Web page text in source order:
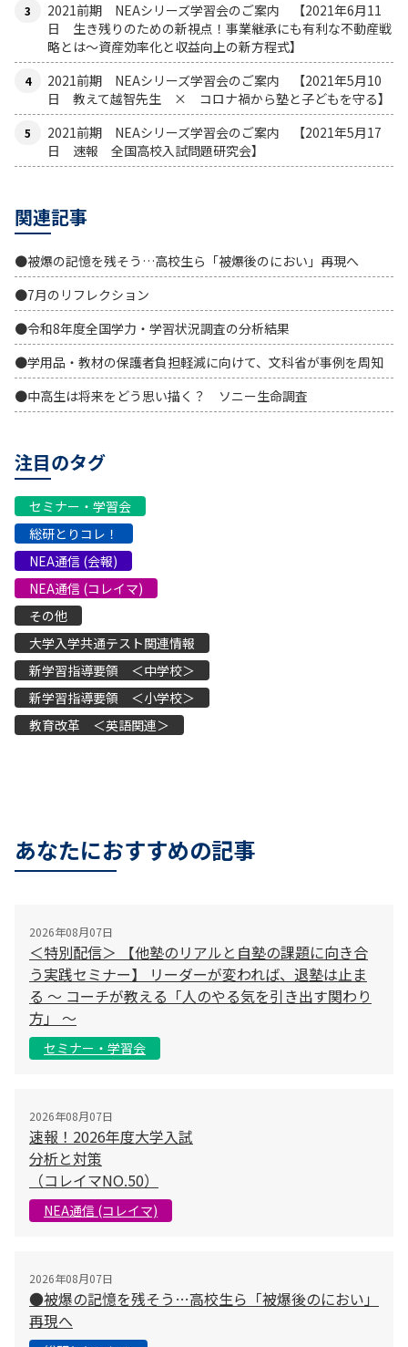
2021前期 NEAシリーズ学習会のご案内 【2021年6月11
日 生き残りのための新視点！事業継承にも有利な不動産戦
略とは〜資産効率化と収益向上の新方程式】
2021前期 NEAシリーズ学習会のご案内 【2021年5月10
日 教えて越智先生 × コロナ禍から塾と子どもを守る】
2021前期 NEAシリーズ学習会のご案内 【2021年5月17
日 速報 全国高校入試問題研究会】
関連記事
●被爆の記憶を残そう…高校生ら「被爆後のにおい」再現へ
●7月のリフレクション
●令和8年度全国学力・学習状況調査の分析結果
●学用品・教材の保護者負担軽減に向けて、文科省が事例を周知
●中高生は将来をどう思い描く？ ソニー生命調査
注目のタグ
セミナー・学習会
総研とりコレ！
NEA通信 (会報)
NEA通信 (コレイマ)
その他
大学入学共通テスト関連情報
新学習指導要領 ＜中学校＞
新学習指導要領 ＜小学校＞
教育改革 ＜英語関連＞
あなたにおすすめの記事
2026年08月07日
＜特別配信＞ 【他塾のリアルと自塾の課題に向き合
う実践セミナー】 リーダーが変われば、退塾は止ま
る 〜 コーチが教える「人のやる気を引き出す関わり
方」 〜
セミナー・学習会
2026年08月07日
速報！2026年度大学入試
分析と対策
（コレイマNO.50）
NEA通信 (コレイマ)
2026年08月07日
●被爆の記憶を残そう…高校生ら「被爆後のにおい」
再現へ